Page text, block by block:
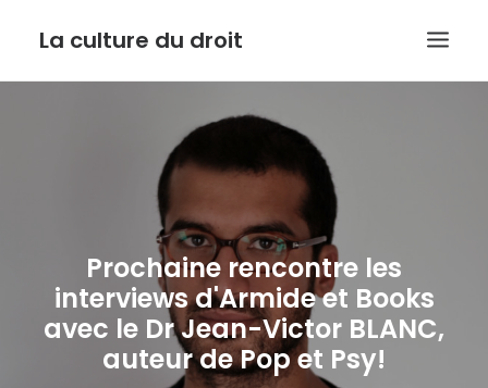
La culture du droit
DROIT ET CULTURE
LES INTERVIEWS D’ARMIDE
LE SERVICE PUBLIC DANS TOUT SON ETAT
CONTACTProchaine rencontre les
interviews d'Armide et Books
avec le Dr Jean-Victor BLANC,
auteur de Pop et Psy!